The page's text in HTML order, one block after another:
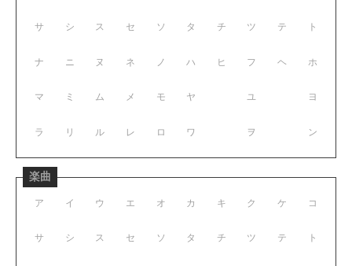
サ シ ス セ ソ
ナ ニ ヌ ネ ノ
マ ミ ム メ モ
ラ リ ル レ ロ
タ チ ツ テ ト
ハ ヒ フ ヘ ホ
ヤ ユ ヨ
ワ ヲ ン
楽曲
ア イ ウ エ オ
サ シ ス セ ソ
カ キ ク ケ コ
タ チ ツ テ ト